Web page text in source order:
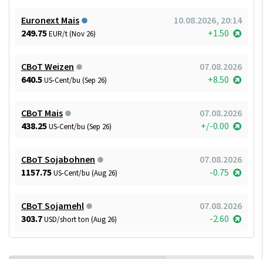
Euronext Mais
10.08.2026, 20:14
249.75EUR/t (Nov 26) +1.50
CBoT Weizen
07.08.2026
640.5US-Cent/bu (Sep 26) +8.50
CBoT Mais
07.08.2026
438.25US-Cent/bu (Sep 26) +/-0.00
CBoT Sojabohnen
07.08.2026
1157.75US-Cent/bu (Aug 26) -0.75
CBoT Sojamehl
07.08.2026
303.7USD/short ton (Aug 26) -2.60